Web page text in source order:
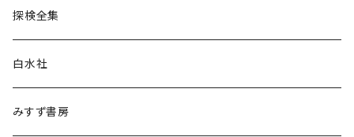
言語・ことば
探検全集
白水社
みすず書房